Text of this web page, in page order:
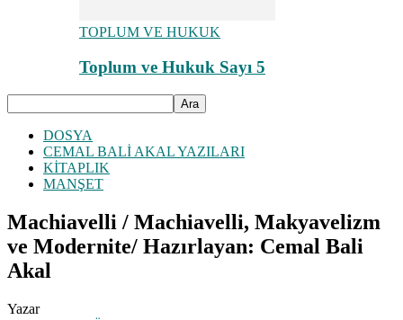
TOPLUM VE HUKUK
Toplum ve Hukuk Sayı 5
DOSYA
CEMAL BALİ AKAL YAZILARI
KİTAPLIK
MANŞET
Machiavelli / Machiavelli, Makyavelizm
ve Modernite/ Hazırlayan: Cemal Bali
Akal
Yazar